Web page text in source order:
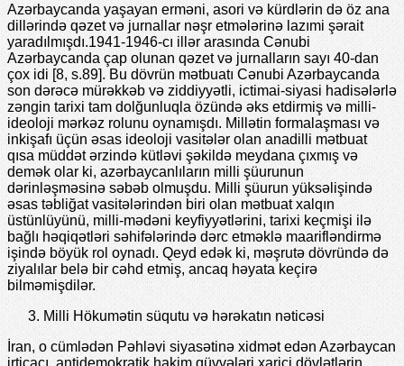
Azərbaycanda yaşayan erməni, asori və kürdlərin də öz ana
dillərində qəzet və jurnallar nəşr etmələrinə lazımi şərait
yaradılmışdı.1941-1946-cı illər arasında Cənubi
Azərbaycanda çap olunan qəzet və jurnalların sayı 40-dan
çox idi [8, s.89]. Bu dövrün mətbuatı Cənubi Azərbaycanda
son dərəcə mürəkkəb və ziddiyyətli, ictimai-siyasi hadisələrlə
zəngin tarixi tam dolğunluqla özündə əks etdirmiş və milli-
ideoloji mərkəz rolunu oynamışdı. Millətin formalaşması və
inkişafı üçün əsas ideoloji vasitələr olan anadilli mətbuat
qısa müddət ərzində kütləvi şəkildə meydana çıxmış və
demək olar ki, azərbaycanlıların milli şüurunun
dərinləşməsinə səbəb olmuşdu. Milli şüurun yüksəlişində
əsas təbliğat vasitələrindən biri olan mətbuat xalqın
üstünlüyünü, milli-mədəni keyfiyyətlərini, tarixi keçmişi ilə
bağlı həqiqətləri səhifələrində dərc etməklə maarifləndirmə
işində böyük rol oynadı. Qeyd edək ki, məşrutə dövründə də
ziyalılar belə bir cəhd etmiş, ancaq həyata keçirə
bilməmişdilər.
Milli Hökumətin süqutu və hərəkatın nəticəsi
İran, o cümlədən Pəhləvi siyasətinə xidmət edən Azərbaycan
irticaçı, antidemokratik hakim qüvvələri xarici dövlətlərin